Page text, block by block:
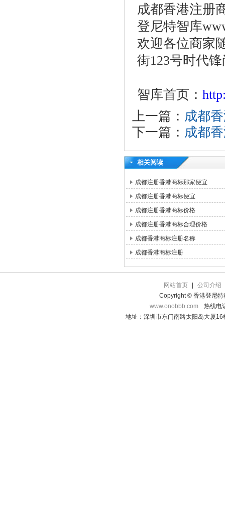
成都香港注册
登尼特智库
欢迎各位商家
街123号时代锋
智库首页：
上一篇： 成都
下一篇： 成都
相关阅读
成都注册香港商标那家便宜
成都注册香港商标便宜
成都注册香港商标价格
成都注册香港商标合理价格
成都香港商标注册名称
成都香港商标注册
网站首页
公司介绍
Copyright © 香港登尼特
www.onobbb.com
热线电
地址：深圳市东门南路太阳岛大厦